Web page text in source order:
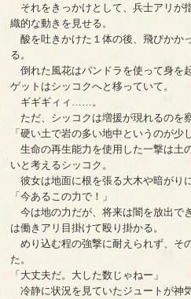
それをきっかけとして、兵士アリが
織的な動きを見せる。
酸を吐きかけた１体の後、飛びかか
る。
倒れた風花はパンドラを使って身を
ゲットはシッコクへと移っていて。
ギギギィィ……。
ただ、シッコクは増援が現れるのを
「硬い土で岩の多い地中というのが
生命の再生能力を使用した一撃は土
いと考えるシッコク。
彼女は地面に根を張る大木や暗がり
「今あるこの力で！」
今は地の力だが、将来は闇を放出で
は働きアリ目掛けて殴り掛かる。
めり込む程の強撃に耐えられず、そ
た。
「大丈夫だ。大した数じゃねー」
冷静に状況を見ていたジュートが神